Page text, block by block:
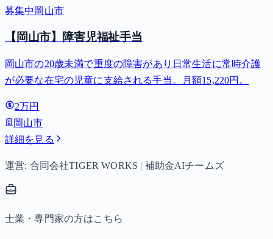
募集中 岡山市
【岡山市】障害児福祉手当
岡山市の20歳未満で重度の障害があり日常生活に常時介護
が必要な在宅の児童に支給される手当。月額15,220円。
2万円
岡山市
詳細を見る
運営: 合同会社TIGER WORKS | 補助金AIチームズ
士業・専門家の方はこちら